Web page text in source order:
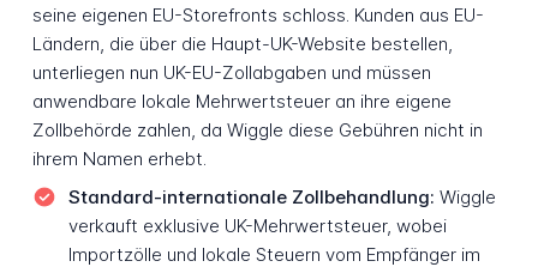
seine eigenen EU-Storefronts schloss. Kunden aus EU-
Ländern, die über die Haupt-UK-Website bestellen,
unterliegen nun UK-EU-Zollabgaben und müssen
anwendbare lokale Mehrwertsteuer an ihre eigene
Zollbehörde zahlen, da Wiggle diese Gebühren nicht in
ihrem Namen erhebt.
Standard-internationale Zollbehandlung: Wiggle
verkauft exklusive UK-Mehrwertsteuer, wobei
Importzölle und lokale Steuern vom Empfänger im